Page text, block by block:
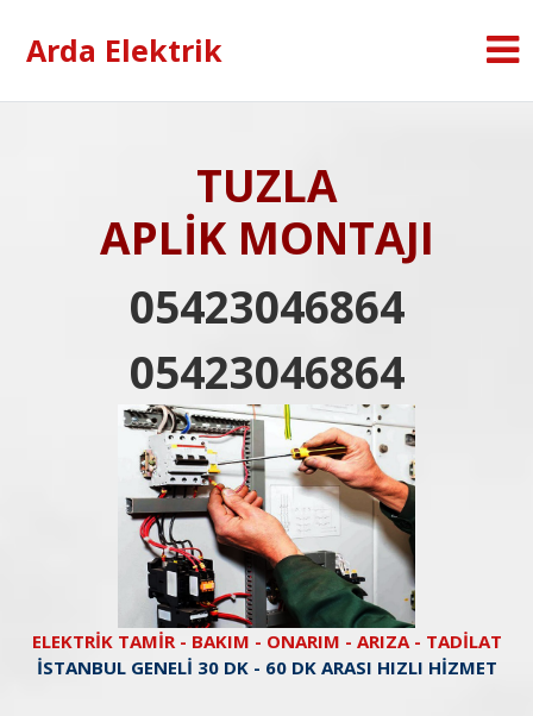
Arda Elektrik
TUZLA
APLİK MONTAJI
05423046864
05423046864
ELEKTRİK TAMİR - BAKIM - ONARIM - ARIZA - TADİLAT
İSTANBUL GENELİ 30 DK - 60 DK ARASI HIZLI HİZMET